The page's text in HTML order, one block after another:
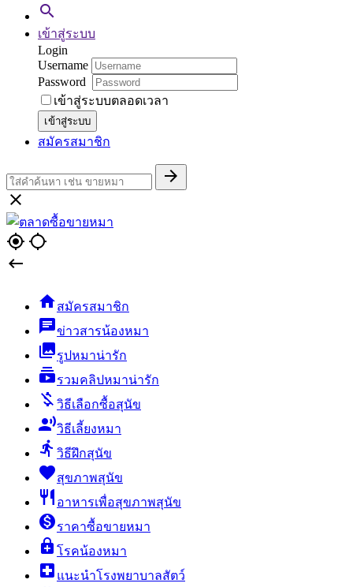

เข้าสู่ระบบ
Login
Username
Password
เข้าสู่ระบบตลอดเวลา
เข้าสู่ระบบ
สมัครสมาชิก


gps_fixed gps_not_fixed

สมัครสมาชิก
chatข่าวสารน้องหมา
collectionsรูปหมาน่ารัก
subscriptionsรวมคลิปหมาน่ารัก
money_off วิธีเลือกซื้อสุนัข
record_voice_overวิธีเลี้ยงหมา
directions_run วิธีฝึกสุนัข
favoriteสุขภาพสุนัข
restaurant อาหารเพื่อสุขภาพสุนัข
monetization_onราคาซื้อขายหมา
enhanced_encryption โรคน้องหมา
local_hospital แนะนำโรงพยาบาลสัตว์